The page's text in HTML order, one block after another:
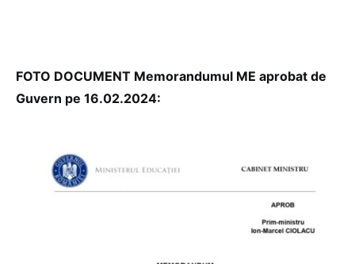
FOTO DOCUMENT Memorandumul ME aprobat de
Guvern pe 16.02.2024: